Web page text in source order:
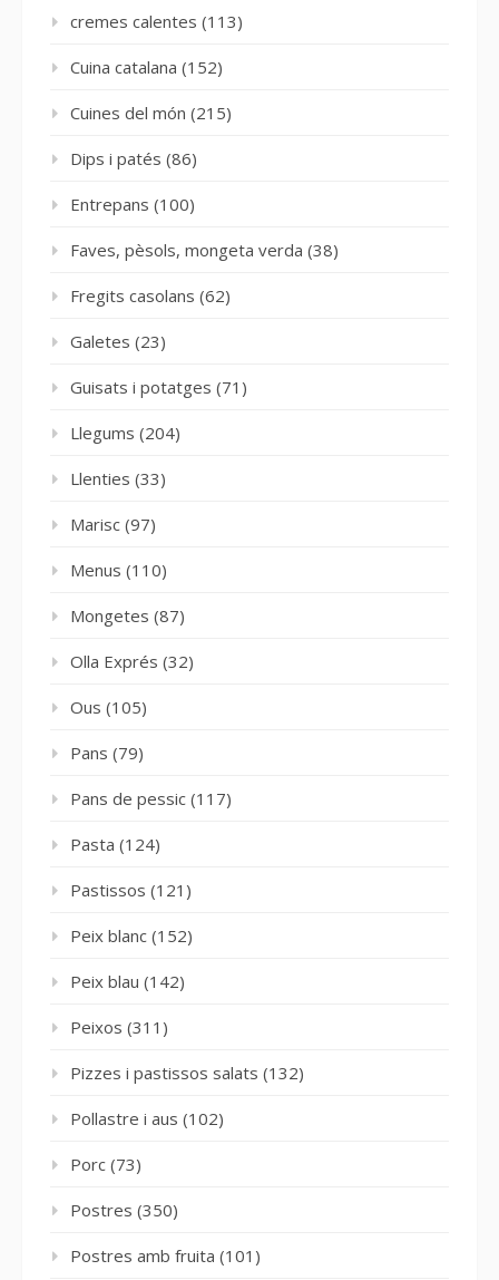
cremes calentes (113)
Cuina catalana (152)
Cuines del món (215)
Dips i patés (86)
Entrepans (100)
Faves, pèsols, mongeta verda (38)
Fregits casolans (62)
Galetes (23)
Guisats i potatges (71)
Llegums (204)
Llenties (33)
Marisc (97)
Menus (110)
Mongetes (87)
Olla Exprés (32)
Ous (105)
Pans (79)
Pans de pessic (117)
Pasta (124)
Pastissos (121)
Peix blanc (152)
Peix blau (142)
Peixos (311)
Pizzes i pastissos salats (132)
Pollastre i aus (102)
Porc (73)
Postres (350)
Postres amb fruita (101)